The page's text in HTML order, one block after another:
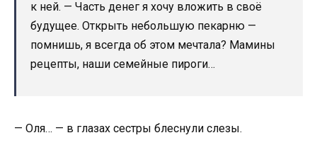
к ней. — Часть денег я хочу вложить в своё
будущее. Открыть небольшую пекарню —
помнишь, я всегда об этом мечтала? Мамины
рецепты, наши семейные пироги…
— Оля… — в глазах сестры блеснули слезы.